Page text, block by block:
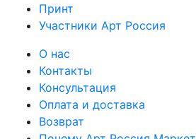
Принт
Участники Арт Россия
О нас
Контакты
Консультация
Оплата и доставка
Возврат